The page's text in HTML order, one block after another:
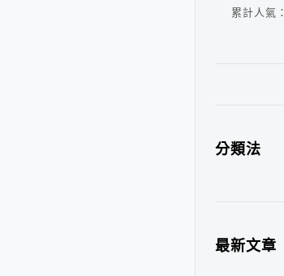
累計人氣：
分類法
最新文章